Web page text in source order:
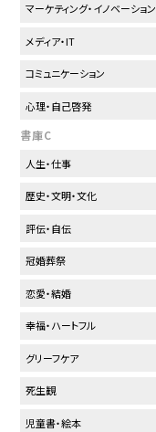
マーケティング・イノベーション
メディア・IT
コミュニケーション
心理・自己啓発
書庫C
人生・仕事
歴史・文明・文化
評伝・自伝
冠婚葬祭
恋愛・結婚
幸福・ハートフル
グリーフケア
死生観
児童書・絵本